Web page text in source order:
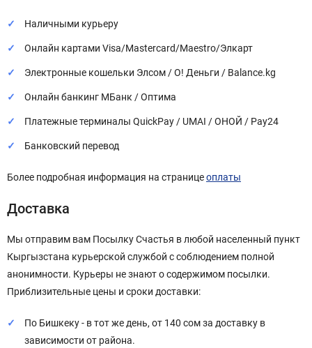
Наличными курьеру
Онлайн картами Visa/Mastercard/Maestro/Элкарт
Электронные кошельки Элсом / О! Деньги / Balance.kg
Онлайн банкинг МБанк / Оптима
Платежные терминалы QuickPay / UMAI / ОНОЙ / Pay24
Банковский перевод
Более подробная информация на страницеоплаты
Доставка
Мы отправим вам Посылку Счастья в любой населенный пункт
Кыргызстана курьерской службой с соблюдением полной
анонимности. Курьеры не знают о содержимом посылки.
Приблизительные цены и сроки доставки:
По Бишкеку - в тот же день, от 140 сом за доставку в
зависимости от района.